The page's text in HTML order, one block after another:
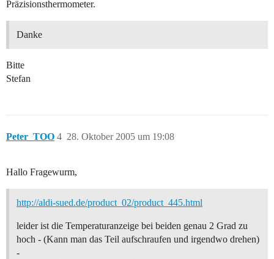
Präzisionsthermometer.
Danke
Bitte
Stefan
Peter_TOO 28. Oktober 2005 um 19:08
4
Hallo Fragewurm,
http://aldi-sued.de/product_02/product_445.html
leider ist die Temperaturanzeige bei beiden genau 2 Grad zu
hoch - (Kann man das Teil aufschraufen und irgendwo drehen)
-